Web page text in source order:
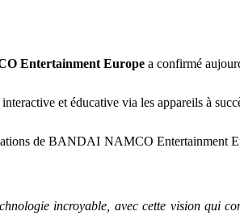
Entertainment Europe a confirmé
et éducative via les appareils à
de BANDAI NAMCO Entertainment
incroyable, avec cette vision qui